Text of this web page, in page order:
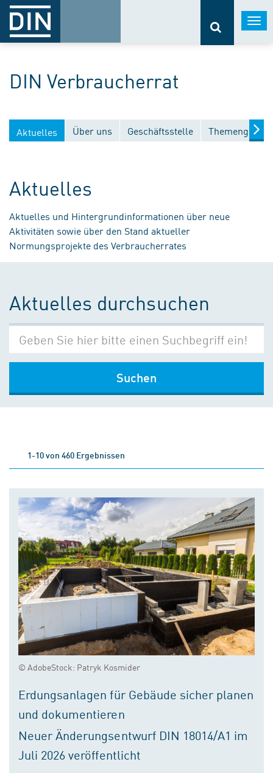
DIN Verbraucherrat
Aktuelles Über uns Geschäftsstelle
Aktuelles
Aktuelles und Hintergrundinformationen über neue
Aktivitäten sowie über den Stand aktueller
Normungsprojekte des Verbraucherrates
Aktuelles durchsuchen
Suchen
1-10 von 460 Ergebnissen
© AdobeStock: Patryk Kosmider
Erdungsanlagen für Gebäude sicher planen
und dokumentieren
Neuer Änderungsentwurf DIN 18014/A1 im
Juli 2026 veröffentlicht